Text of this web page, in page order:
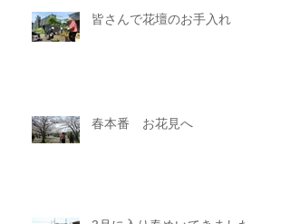
皆さんで花壇のお手入れ
春本番 お花見へ